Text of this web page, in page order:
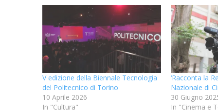
V edizione della Biennale Tecnologia
del Politecnico di Torino
10 Aprile 2026
In "Cultura"
‘Racconta la
Nazionale di
30 Giugno
In "Cinema e